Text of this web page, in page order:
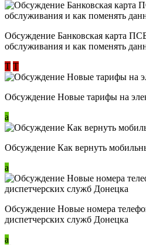
Обсуждение ​Банковская карта
обслуживания и как поменять
Т Т
Обсуждение Новые тарифы на
a
Обсуждение Как вернуть
a
Обсуждение Новые номера
диспетчерских служб Донецка
a